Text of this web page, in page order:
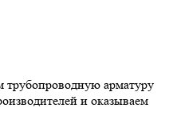
трубопроводную арматуру
и оказываем